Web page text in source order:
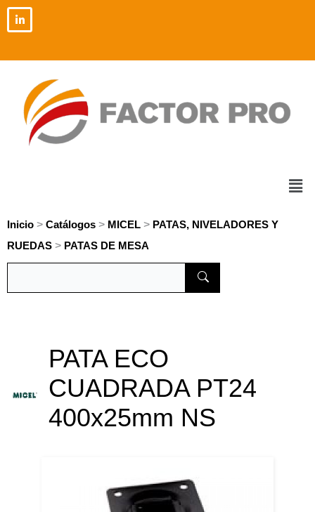
al
Inicio > Catálogos > MICEL > PATAS, NIVELADORES Y
RUEDAS > PATAS DE MESA
PATA ECO
CUADRADA PT24
400x25mm NS